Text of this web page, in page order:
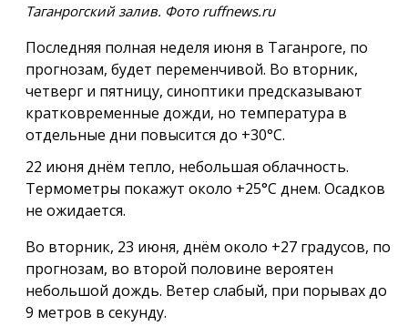
Таганрогский залив. Фото ruffnews.ru
Последняя полная неделя июня в Таганроге, по
прогнозам, будет переменчивой. Во вторник,
четверг и пятницу, синоптики предсказывают
кратковременные дожди, но температура в
отдельные дни повысится до +30°С.
22 июня днём тепло, небольшая облачность.
Термометры покажут около +25°С днем. Осадков
не ожидается.
Во вторник, 23 июня, днём около +27 градусов, по
прогнозам, во второй половине вероятен
небольшой дождь. Ветер слабый, при порывах до
9 метров в секунду.